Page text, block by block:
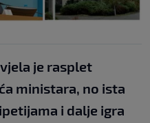
je rasplet
ministara, no ista
i dalje igra